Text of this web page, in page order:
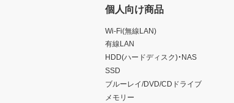
せん。
本ソフトウェアに
本契約に関わる紛
個人向け商品
Wi-Fi(無線LAN)
有線LAN
HDD(ハードディスク)・NAS
SSD
ブルーレイ/DVD/CDドライブ
メモリー